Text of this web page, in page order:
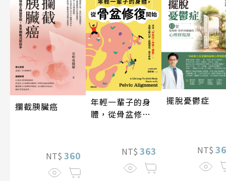
攔截胰臟癌
NT$ 360
年輕一輩子的身
體，從骨盆修復
動」，遠離小腹
凸出、肩頸僵
硬、慢性疼痛
NT$ 363
擺脫憂鬱症
NT$